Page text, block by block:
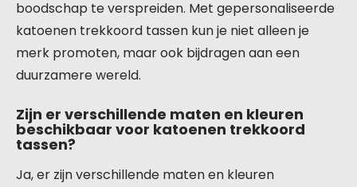
boodschap te verspreiden. Met gepersonaliseerde
katoenen trekkoord tassen kun je niet alleen je
merk promoten, maar ook bijdragen aan een
duurzamere wereld.
Zijn er verschillende maten en kleuren
beschikbaar voor katoenen trekkoord
tassen?
Ja, er zijn verschillende maten en kleuren